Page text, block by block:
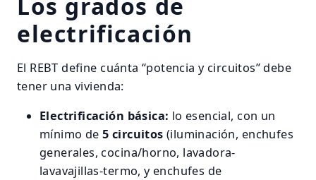
electrificación
El REBT define cuánta “potencia y circuitos” debe
tener una vivienda:
Electrificación básica: lo esencial, con un
mínimo de5 circuitos (iluminación, enchufes
generales, cocina/horno, lavadora-
lavavajillas-termo, y enchufes de